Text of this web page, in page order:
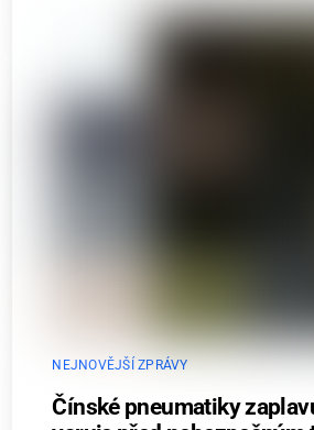
NEJNOVĚJŠÍ ZPRÁVY
Čínské pneumatiky